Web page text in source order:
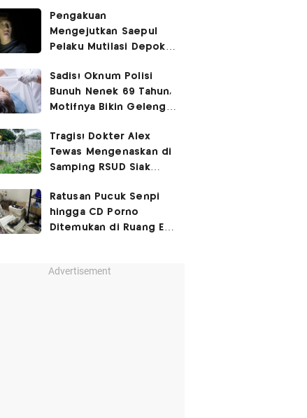
Pengembaliannya
Belum Utuh
Pengakuan
Mengejutkan Saepul
Pelaku Mutilasi Depok:
Korban di Kontrakan
Sadis! Oknum Polisi
Bunuh Nenek 69 Tahun,
Motifnya Bikin Geleng
Tragis! Dokter Alex
Tewas Mengenaskan di
Samping RSUD Siak
Rocuronium
Ratusan Pucuk Senpi
hingga CD Porno
Ditemukan di Ruang Eks
Advertisement